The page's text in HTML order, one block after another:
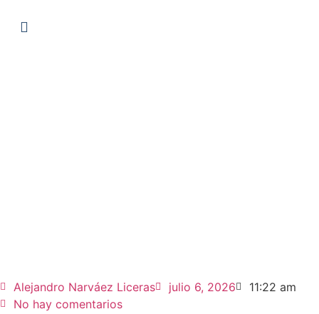
Alejandro Narváez Liceras julio 6, 2026
11:22 am
No hay comentarios